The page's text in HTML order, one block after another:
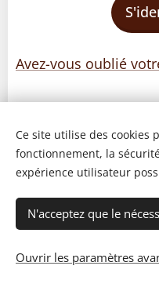
Avez-vous oublié
© 2023 Les recettes
Ce site utilise des cookies
fonctionnement, la
expérience utilisateur
N'acceptez que le
Ouvrir les paramètres